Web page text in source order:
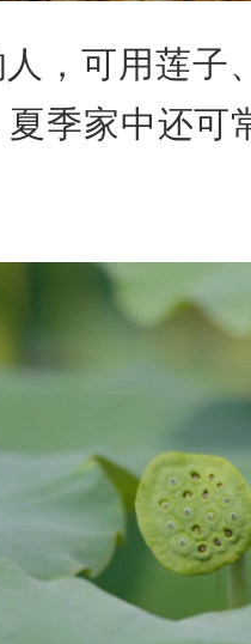
，可用莲子
季家中还可